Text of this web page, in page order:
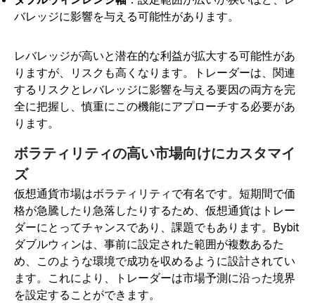
バレッジに影響を与える可能性があります。
レバレッジが高いと潜在的な利益が拡大する可能性があ
りますが、リスクも高くなります。トレーダーは、関連
するリスクとレバレッジに影響を与える要因の両方を完
全に把握し、慎重にこの機能にアプローチする必要があ
ります。
ボラティリティの高い市場向けにカスタマイ
ズ
仮想通貨市場はボラティリティで有名です。短期間で価
格が急騰したり急落したりするため、仮想通貨はトレー
ダーにとってチャンスであり、課題でもあります。Bybit
ダブルウィンは、事前に設定された範囲が複数あるた
め、このような環境で成功を収めるように設計されてい
ます。これにより、トレーダーは市場予測に沿った境界
を設定することができます。